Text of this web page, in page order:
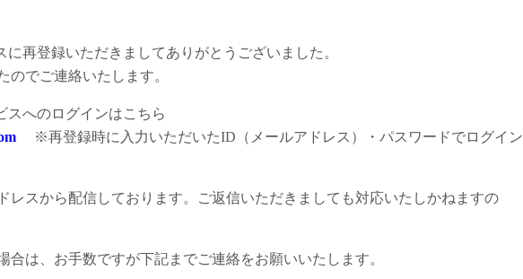
再登録いただきましてありがとうございました。
のでご連絡いたします。
スへのログインはこちら
※再登録時に入力いただいたID（メールアドレス）・パスワードでログイン
レスから配信しております。ご返信いただきましても対応いたしかねますの
は、お手数ですが下記までご連絡をお願いいたします。